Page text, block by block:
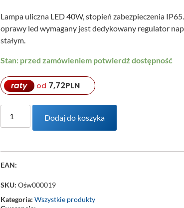
Lampa uliczna LED 40W, stopień zabezpieczenia IP65.
oprawy led wymagany jest dedykowany regulator
stałym.
Stan: przed zamówieniem potwierdź dostępność
raty od 7,72PLN
Dodaj do koszyka
EAN:
SKU:Ośw000019
Kategoria:Wszystkie produkty